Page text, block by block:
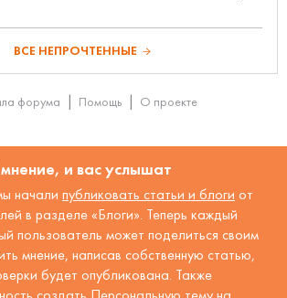
ВСЕ НЕПРОЧТЕННЫЕ
форума Помощь О проекте
и вас услышат
начали публиковать статьи и блоги от
в разделе «Блоги». Теперь каждый
пользователь может поделиться своим
мнение, написав собственную статью,
будет опубликована. Также